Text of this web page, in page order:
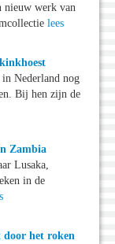
nieuw werk van
lees
Nederland nog
Bij hen zijn de
Zambia
Lusaka,
in de
door het roken